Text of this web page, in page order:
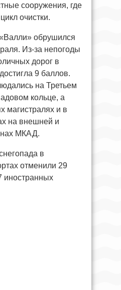
сооружения, где
очистки.
обрушился
Из-за непогоды
дорог в
9 баллов.
на Третьем
кольце, а
магистралях и в
на внешней и
МКАД.
в
отменили 29
иностранных